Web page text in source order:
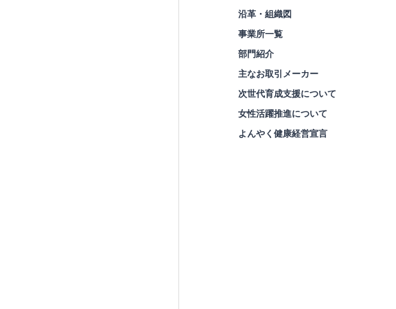
沿革・組織図
事業所一覧
部門紹介
主なお取引メーカー
次世代育成支援について
女性活躍推進について
よんやく健康経営宣言